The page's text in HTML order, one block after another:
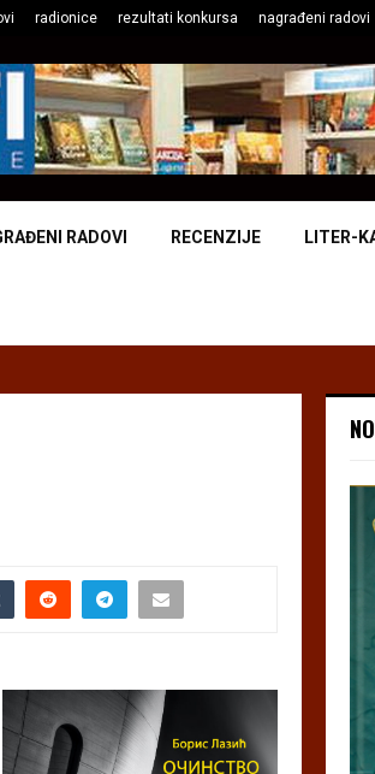
radionice rezultati konkursa nagrađeni radovi
RADOVI RECENZIJE LITER-